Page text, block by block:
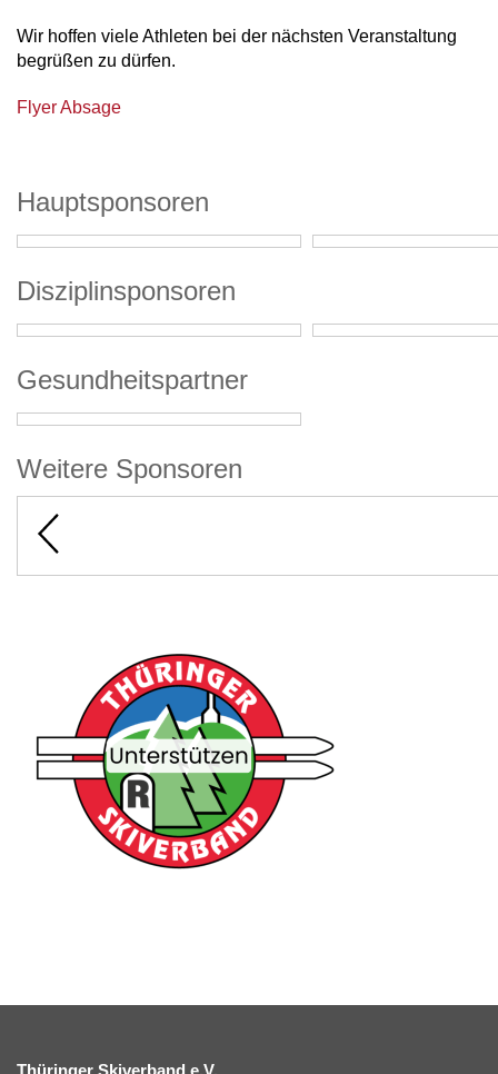
Wir hoffen viele Athleten bei der nächsten Veranstaltung
begrüßen zu dürfen.
Flyer Absage
Hauptsponsoren
Disziplinsponsoren
Gesundheitspartner
Weitere Sponsoren
Thüringer Skiverband e.V.